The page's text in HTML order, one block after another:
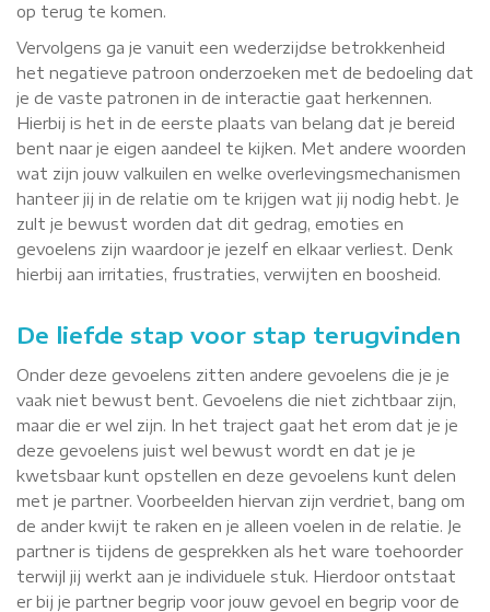
op terug te komen.
Vervolgens ga je vanuit een wederzijdse betrokkenheid
het negatieve patroon onderzoeken met de bedoeling dat
je de vaste patronen in de interactie gaat herkennen.
Hierbij is het in de eerste plaats van belang dat je bereid
bent naar je eigen aandeel te kijken. Met andere woorden
wat zijn jouw valkuilen en welke overlevingsmechanismen
hanteer jij in de relatie om te krijgen wat jij nodig hebt. Je
zult je bewust worden dat dit gedrag, emoties en
gevoelens zijn waardoor je jezelf en elkaar verliest. Denk
hierbij aan irritaties, frustraties, verwijten en boosheid.
De liefde stap voor stap terugvinden
Onder deze gevoelens zitten andere gevoelens die je je
vaak niet bewust bent. Gevoelens die niet zichtbaar zijn,
maar die er wel zijn. In het traject gaat het erom dat je je
deze gevoelens juist wel bewust wordt en dat je je
kwetsbaar kunt opstellen en deze gevoelens kunt delen
met je partner. Voorbeelden hiervan zijn verdriet, bang om
de ander kwijt te raken en je alleen voelen in de relatie. Je
partner is tijdens de gesprekken als het ware toehoorder
terwijl jij werkt aan je individuele stuk. Hierdoor ontstaat
er bij je partner begrip voor jouw gevoel en begrip voor de